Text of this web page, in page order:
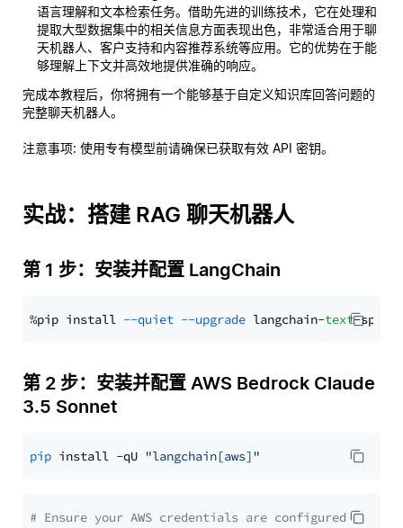
语言理解和文本检索任务。借助先进的训练技术，它在处理和
提取大型数据集中的相关信息方面表现出色，非常适合用于聊
天机器人、客户支持和内容推荐系统等应用。它的优势在于能
够理解上下文并高效地提供准确的响应。
完成本教程后，你将拥有一个能够基于自定义知识库回答问题的
完整聊天机器人。
注意事项: 使用专有模型前请确保已获取有效 API 密钥。
实战：搭建 RAG 聊天机器人
第 1 步：安装并配置 LangChain
%pip install --quiet --upgrade langchain-text
第 2 步：安装并配置 AWS Bedrock Claude
3.5 Sonnet
pip install -qU "langchain[aws]"
# Ensure your AWS credentials are configured